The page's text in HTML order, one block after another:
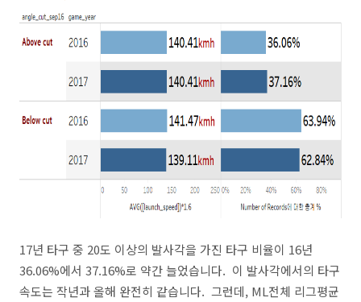
17년 타구 중 20도 이상의 발사각을 가진 타구 비율이 16년
36.06%에서 37.16%로 약간 늘었습니다. 이 발사각에서의 타구
속도는 작년과 올해 완전히 같습니다. 그런데, ML전체 리그평균